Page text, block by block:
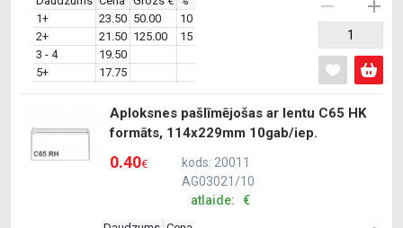
1+
23.50 50.00
10
2+
21.50 125.00
15
3 - 4
19.50
5+
17.75
Aploksnes pašlīmējošas ar lentu C65 HK
formāts, 114x229mm 10gab/iep.
0.40€
kods: 20011
AG03021/10
atlaide: €